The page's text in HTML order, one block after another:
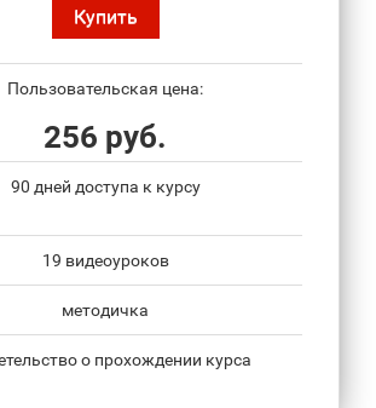
Купить
Пользовательская цена:
256 руб.
90 дней доступа к курсу
19 видеоуроков
методичка
о прохождении курса